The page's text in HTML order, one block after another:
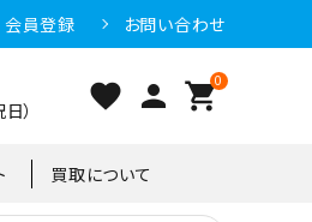
会員登録 お問い合わせ
） favorite person 0
shopping_cart
買取について